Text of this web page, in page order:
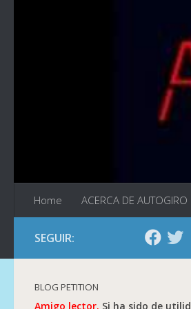
Home ACERCA DE AUTOGIRO
SEGUIR:
BLOG PETITION
Amigo lector. Si ha sido de